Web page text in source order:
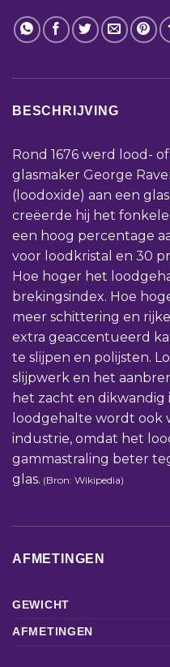
BESCHRIJVING
Rond 1676 werd lood-
glasmaker George
(loodoxide) aan een
creëerde hij het
een hoog percentage
voor loodkristal en 30
Hoe hoger het
brekingsindex. Hoe
meer schittering en
extra geaccentueerd
te slijpen en polijsten.
slijpwerk en het
het zacht en dikwandig
loodgehalte wordt ook
industrie, omdat het
gammastraling beter
glas. (Bron: Wikipedia)
AFMETINGEN
GEWICHT
AFMETINGEN